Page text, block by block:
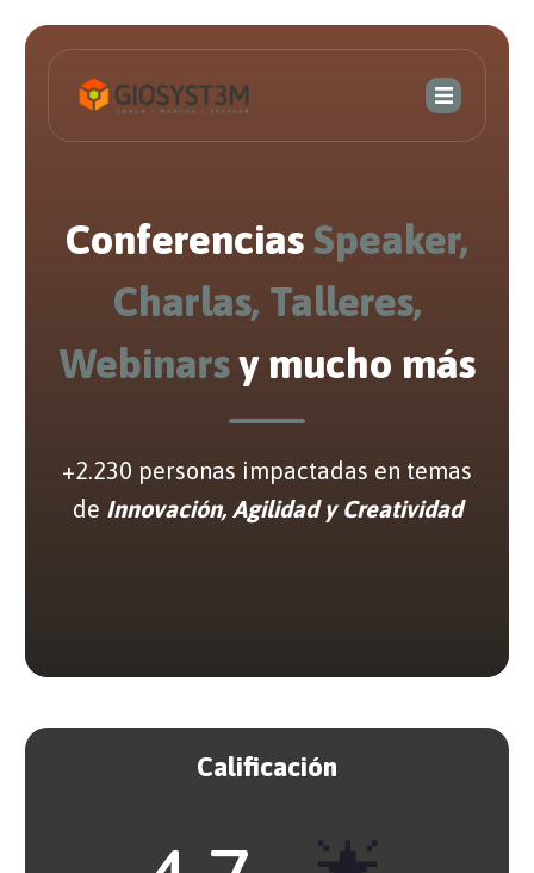
Conferencias Speaker,
Charlas, Talleres,
Webinarsy mucho más
+2.230 personas impactadas en temas
de Innovación, Agilidad y Creatividad
Calificación